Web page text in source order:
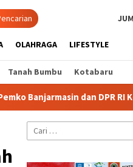
OLAHRAGA LIFESTYLE
Tanah Bumbu Kotabaru
dan DPR RI Kebut
Cari
untuk: